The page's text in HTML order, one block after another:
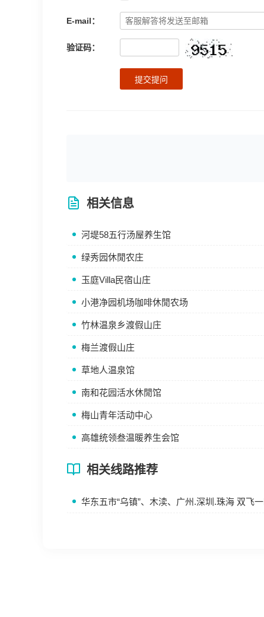
E-mail：
验证码：
提交提问
相关信息
河堤58五行汤屋养生馆
绿秀园休閒农庄
玉庭Villa民宿山庄
小港净园机场咖啡休閒农场
竹林温泉乡渡假山庄
梅兰渡假山庄
草地人温泉馆
南和花园活水休閒馆
梅山青年活动中心
高雄统领叁温暖养生会馆
相关线路推荐
华东五市“乌镇”、木渎、广州.深圳.珠海 双飞